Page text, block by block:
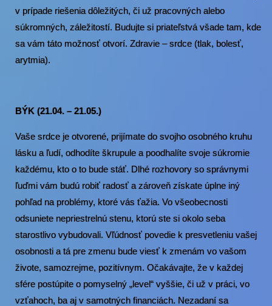
v prípade riešenia dôležitých, či už pracovných alebo
súkromných, záležitostí. Budujte si priateľstvá všade tam, kde
sa vám táto možnosť otvorí. Zdravie – srdce (tlak, bolesť,
arytmia).
BÝK (21.04. – 21.05.)
Vaše srdce je otvorené, prijímate do svojho osobného kruhu
lásku a ľudí, odhodíte škrupule a poodhalíte svoje súkromie
každému, kto o to bude stáť. Dlhé rozhovory so správnymi
ľuďmi vám budú robiť radosť a zároveň získate úplne iný
pohľad na problémy, ktoré vás ťažia. Vo všeobecnosti
odsuniete nepriestrelnú stenu, ktorú ste si okolo seba
starostlivo vybudovali. Vľúdnosť povedie k presvetleniu vašej
osobnosti a tá pre zmenu bude viesť k zmenám vo vašom
živote, samozrejme, pozitívnym. Očakávajte, že v každej
sfére postúpite o pomyselný „level“ vyššie, či už v práci, vo
vzťahoch, ba aj v samotných financiách. Nezadaní sa